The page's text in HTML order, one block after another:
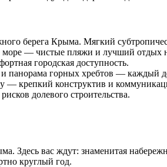
берега Крыма. Мягкий
море — чистые пляжи и лучший отдых
городская доступность.
панорама горных хребтов — каждый
— крепкий конструктив и
долевого строительства.
вас ждут: знаменитая
круглый год.